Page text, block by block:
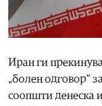
Иран ги
„болен одговор“
соопшти денеска